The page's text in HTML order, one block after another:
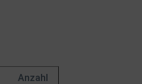
Anzahl